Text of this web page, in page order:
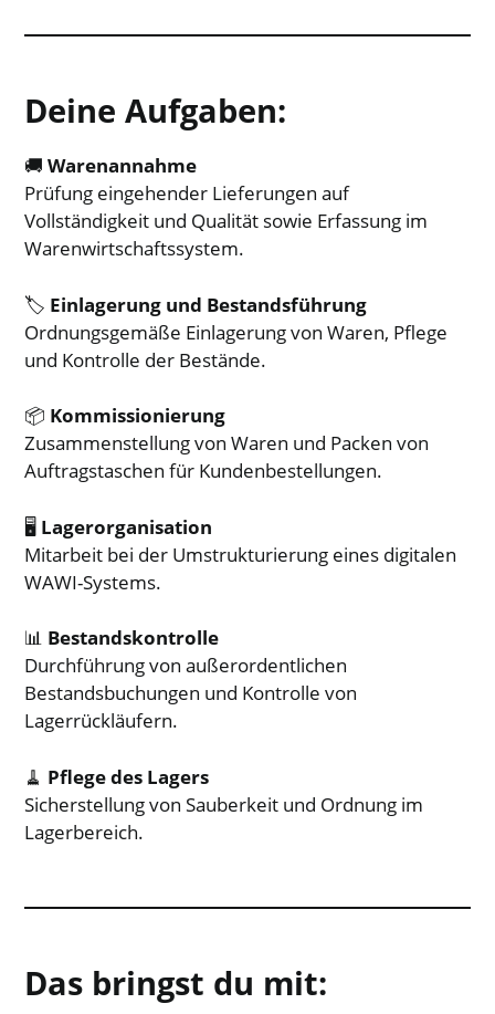
Deine Aufgaben:
🚚Warenannahme
Prüfung eingehender Lieferungen auf
Vollständigkeit und Qualität sowie Erfassung im
Warenwirtschaftssystem.
🏷️ Einlagerung und Bestandsführung
Ordnungsgemäße Einlagerung von Waren, Pflege
und Kontrolle der Bestände.
📦 Kommissionierung
Zusammenstellung von Waren und Packen von
Auftragstaschen für Kundenbestellungen.
🖥️ Lagerorganisation
Mitarbeit bei der Umstrukturierung eines digitalen
WAWI-Systems.
📊 Bestandskontrolle
Durchführung von außerordentlichen
Bestandsbuchungen und Kontrolle von
Lagerrückläufern.
🧹 Pflege des Lagers
Sicherstellung von Sauberkeit und Ordnung im
Lagerbereich.
Das bringst du mit: